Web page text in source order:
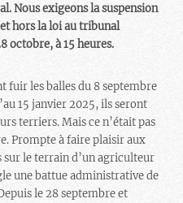
Nous exigeons la suspension
hors la loi au tribunal
octobre, à 15 heures.
fuir les balles du 8 septembre
15 janvier 2025, ils seront
terriers. Mais ce n’était pas
Prompte à faire plaisir aux
sur le terrain d’un agriculteur
une battue administrative de
le 28 septembre et